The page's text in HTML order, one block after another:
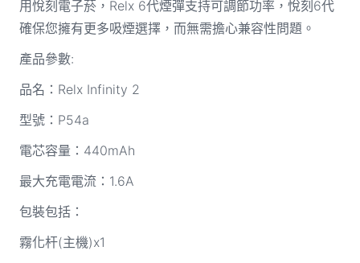
用悅刻電子菸，Relx 6代煙彈支持可調節功率，悅刻6代
確保您擁有更多吸煙選擇，而無需擔心兼容性問題。
產品參數:
品名：Relx Infinity 2
型號：P54a
電芯容量：440mAh
最大充電電流：1.6A
包裝包括：
霧化杆(主機)x1